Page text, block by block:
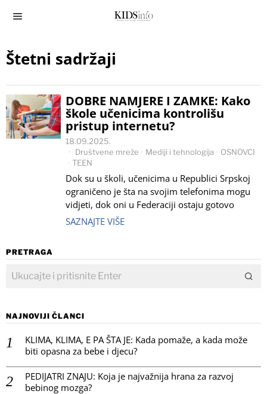
Štetni sadržaji
DOBRE NAMJERE I ZAMKE: Kako
škole učenicima kontrolišu
pristup internetu?
18.09.2025.
Društvene mreže · Mediji i tehnologija · OSNOVCI
· TEEN
Dok su u školi, učenicima u Republici Srpskoj
ograničeno je šta na svojim telefonima mogu
vidjeti, dok oni u Federaciji ostaju gotovo
SAZNAJTE VIŠE
PRETRAGA
NAJNOVIJI ČLANCI
KLIMA, KLIMA, E PA ŠTA JE: Kada pomaže, a kada može
biti opasna za bebe i djecu?
PEDIJATRI ZNAJU: Koja je najvažnija hrana za razvoj
bebinog mozga?